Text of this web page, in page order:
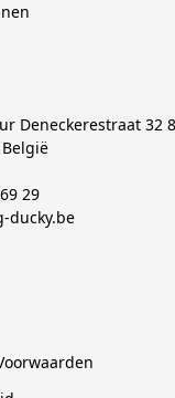
Deneckerestraat 32
29
ducky.be